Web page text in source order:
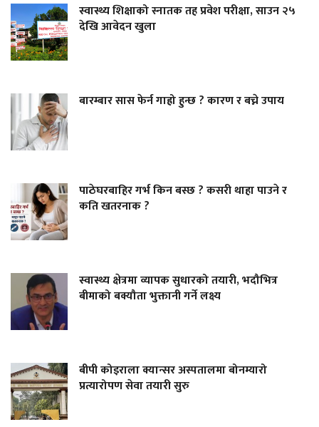
स्वास्थ्य शिक्षाको स्नातक तह प्रवेश परीक्षा, साउन २५
देखि आवेदन खुला
बारम्बार सास फेर्न गाह्रो हुन्छ ? कारण र बच्ने उपाय
पाठेघरबाहिर गर्भ किन बस्छ ? कसरी थाहा पाउने र
कति खतरनाक ?
स्वास्थ्य क्षेत्रमा व्यापक सुधारको तयारी, भदौभित्र
बीमाको बक्यौता भुक्तानी गर्ने लक्ष्य
बीपी कोइराला क्यान्सर अस्पतालमा बोनम्यारो
प्रत्यारोपण सेवा तयारी सुरु